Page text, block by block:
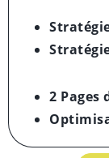
2 Pages